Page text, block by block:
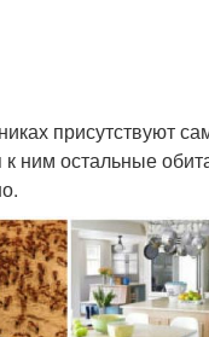
присутствуют
к ним остальные